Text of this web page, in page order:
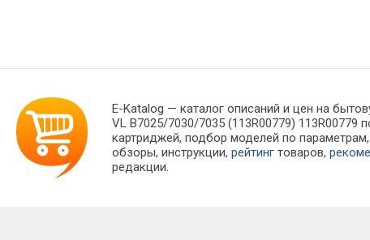
E-Katalog — каталог описаний и цен на
VL B7025/7030/7035 (113R00779)
картриджей, подбор моделей по
обзоры, инструкции,рейтинг товаров,
редакции.